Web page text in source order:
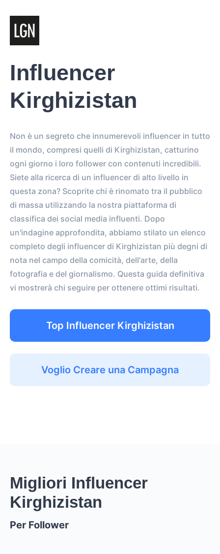
Influencer
Kirghizistan
Non è un segreto che innumerevoli influencer in tutto
il mondo, compresi quelli di Kirghizistan, catturino
ogni giorno i loro follower con contenuti incredibili.
Siete alla ricerca di un influencer di alto livello in
questa zona? Scoprite chi è rinomato tra il pubblico
di massa utilizzando la nostra piattaforma di
classifica dei social media influenti. Dopo
un'indagine approfondita, abbiamo stilato un elenco
completo degli influencer di Kirghizistan più degni di
nota nel campo della comicità, dell'arte, della
fotografia e del giornalismo. Questa guida definitiva
vi mostrerà chi seguire per ottenere ottimi risultati.
Top Influencer Kirghizistan
Voglio Creare una Campagna
Migliori Influencer
Kirghizistan
Per Follower